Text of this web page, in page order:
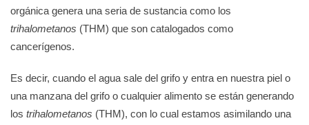
orgánica genera una seria de sustancia como los
trihalometanos (THM) que son catalogados como
cancerígenos.
Es decir, cuando el agua sale del grifo y entra en nuestra piel o
una manzana del grifo o cualquier alimento se están generando
los trihalometanos (THM), con lo cual estamos asimilando una